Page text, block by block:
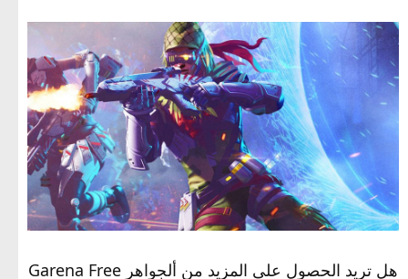
هل تريد الحصول على المزيد من ألجواهر Garena Free